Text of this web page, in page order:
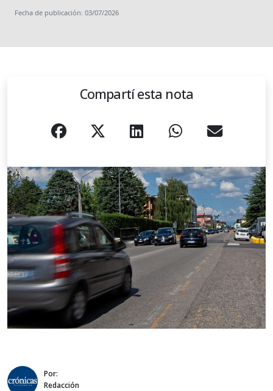
Fecha de publicación: 03/07/2026
Compartí esta nota
Por:
Redacción